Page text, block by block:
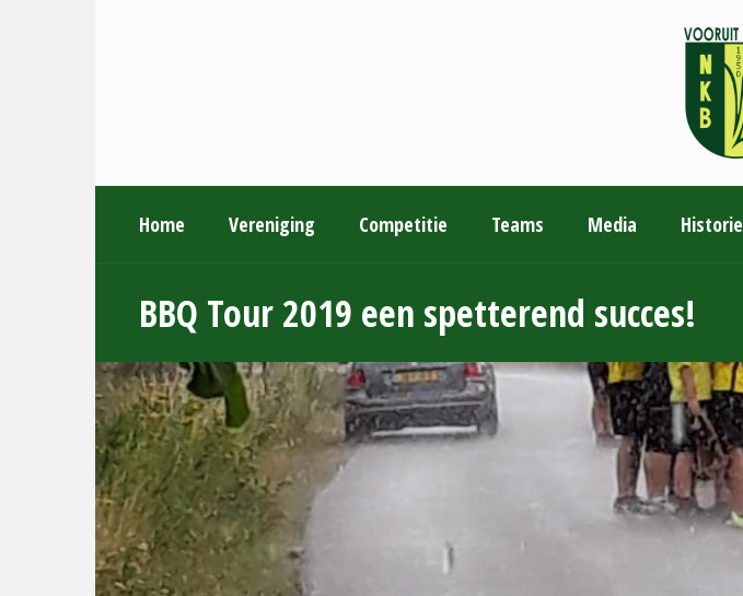
Home Vereniging Competitie Teams Media Historie
BBQ Tour 2019 een spetterend succes!